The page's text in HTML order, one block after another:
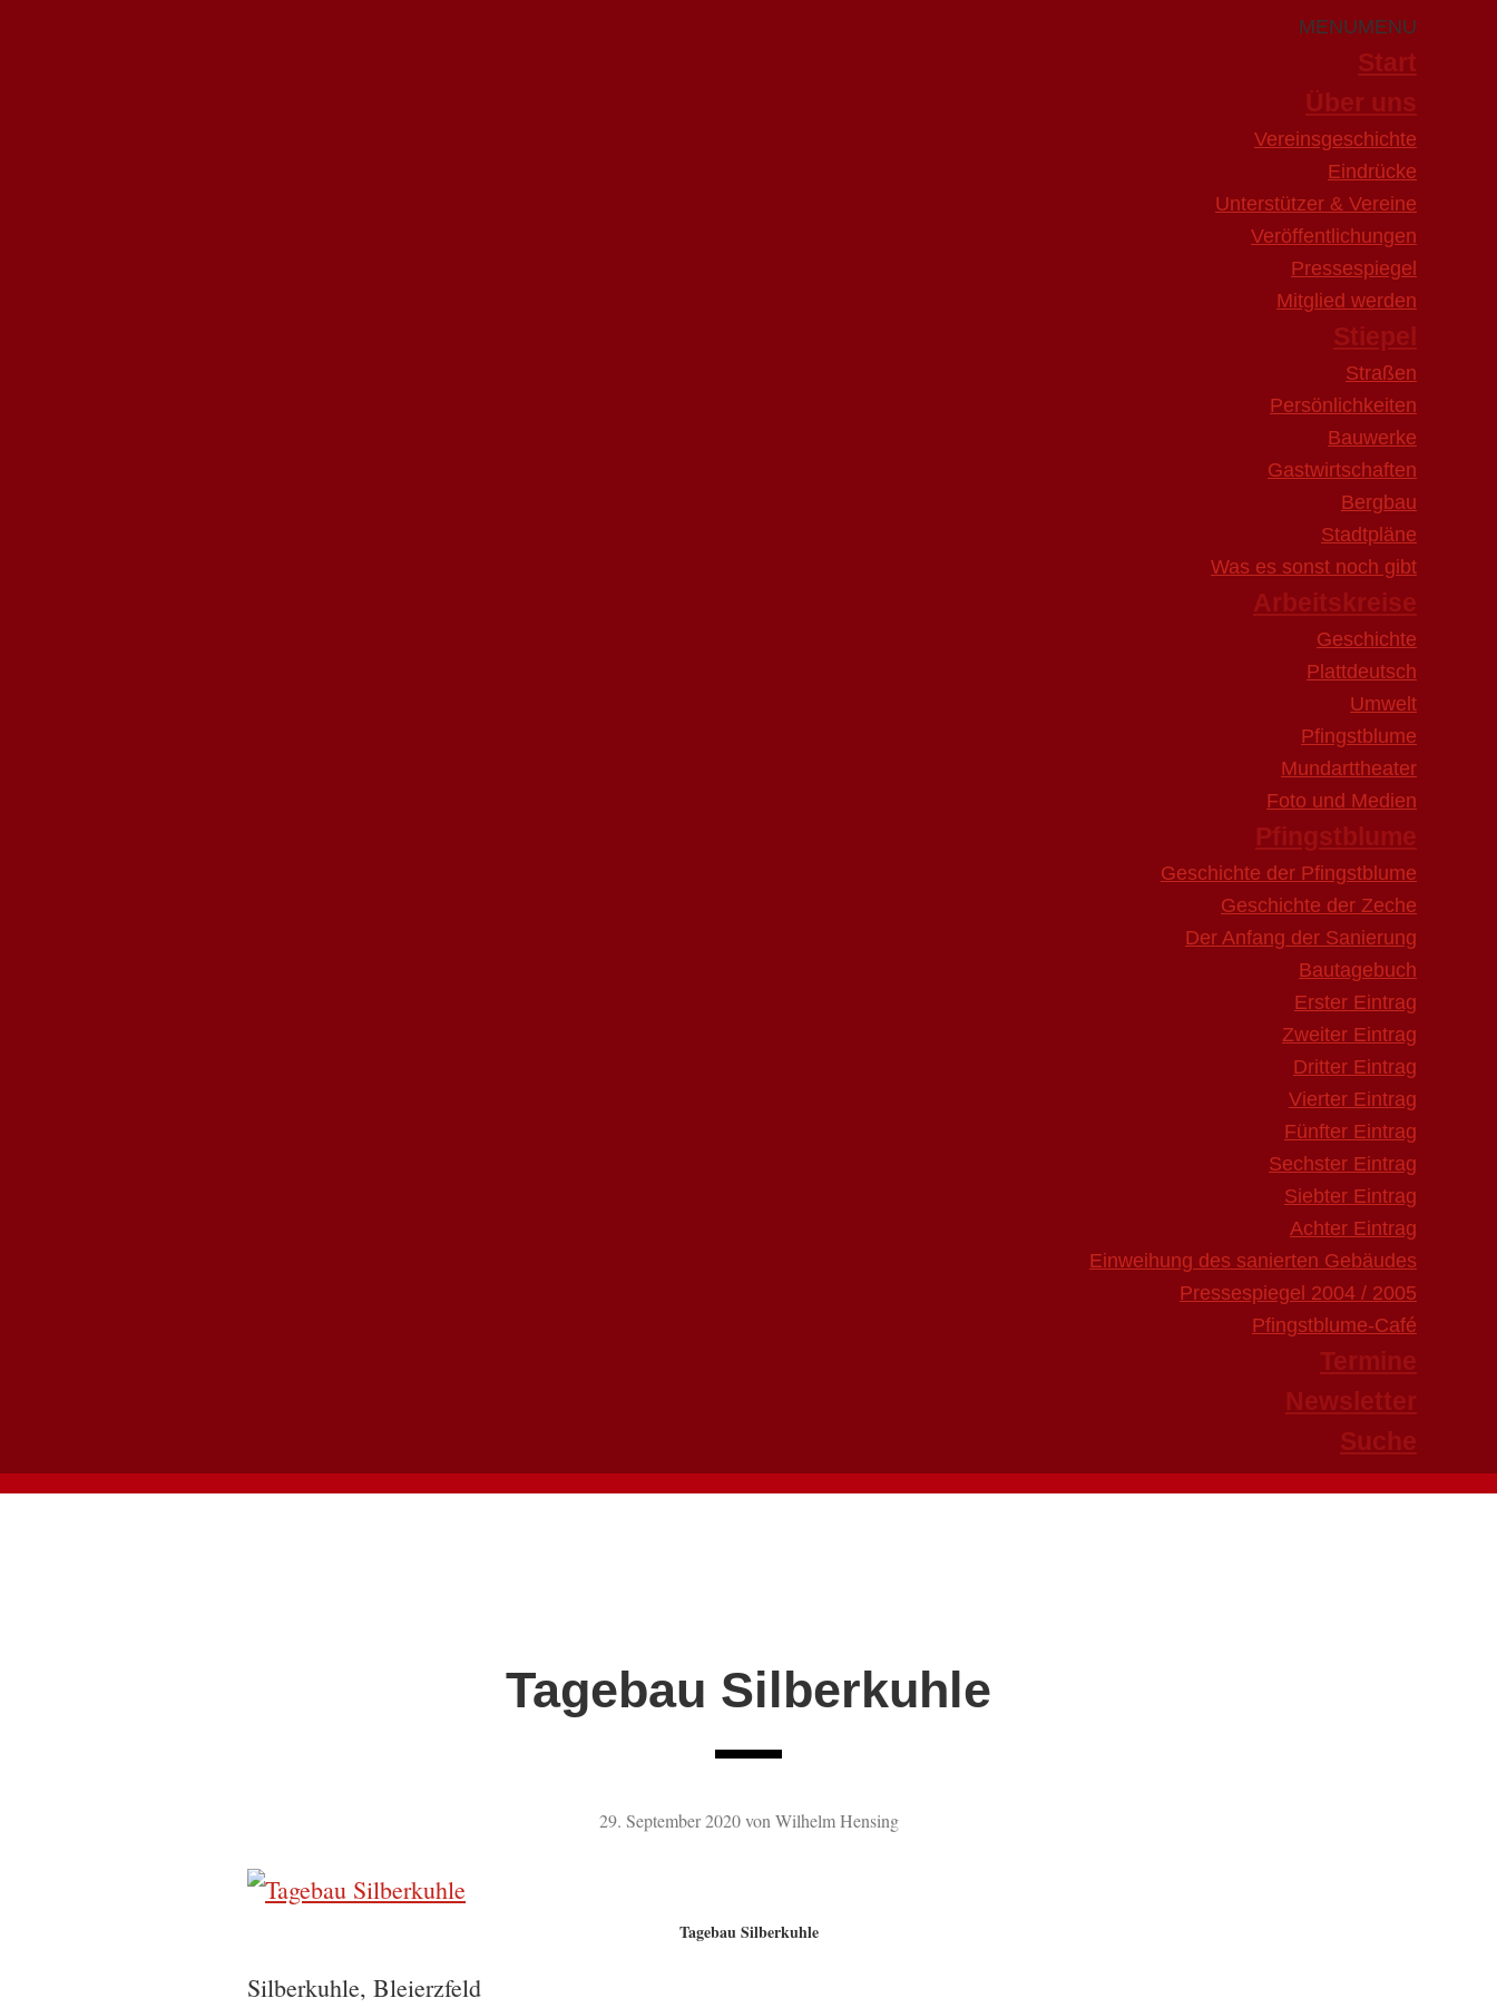
MENUMENU
Start
Über uns
Vereinsgeschichte
Eindrücke
Unterstützer & Vereine
Veröffentlichungen
Pressespiegel
Mitglied werden
Stiepel
Straßen
Persönlichkeiten
Bauwerke
Gastwirtschaften
Bergbau
Stadtpläne
Was es sonst noch gibt
Arbeitskreise
Geschichte
Plattdeutsch
Umwelt
Pfingstblume
Mundarttheater
Foto und Medien
Pfingstblume
Geschichte der Pfingstblume
Geschichte der Zeche
Der Anfang der Sanierung
Bautagebuch
Erster Eintrag
Zweiter Eintrag
Dritter Eintrag
Vierter Eintrag
Fünfter Eintrag
Sechster Eintrag
Siebter Eintrag
Achter Eintrag
Einweihung des sanierten Gebäudes
Pressespiegel 2004 / 2005
Pfingstblume-Café
Termine
Newsletter
Suche
Tagebau Silberkuhle
29. September 2020von Wilhelm Hensing
Tagebau Silberkuhle
Silberkuhle, Bleierzfeld